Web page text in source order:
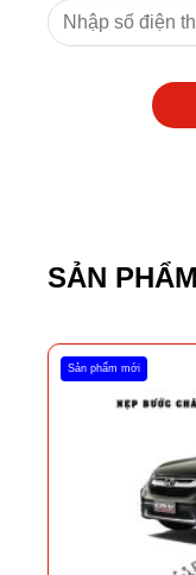
SẢN
Sản phẩm mới